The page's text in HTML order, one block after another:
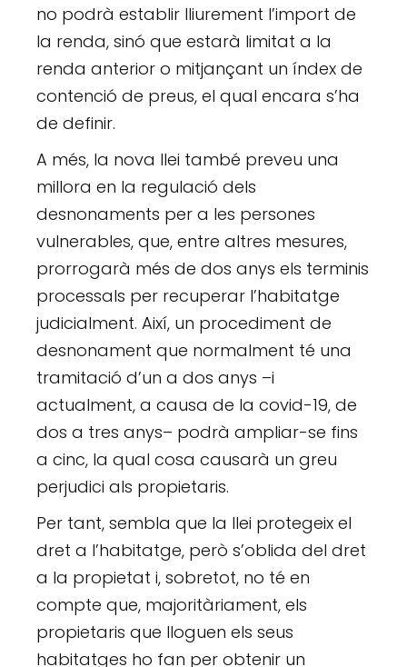
no podrà establir lliurement l’import de
la renda, sinó que estarà limitat a la
renda anterior o mitjançant un índex de
contenció de preus, el qual encara s’ha
de definir.
A més, la nova llei també preveu una
millora en la regulació dels
desnonaments per a les persones
vulnerables, que, entre altres mesures,
prorrogarà més de dos anys els terminis
processals per recuperar l’habitatge
judicialment. Així, un procediment de
desnonament que normalment té una
tramitació d’un a dos anys –i
actualment, a causa de la covid-19, de
dos a tres anys– podrà ampliar-se fins
a cinc, la qual cosa causarà un greu
perjudici als propietaris.
Per tant, sembla que la llei protegeix el
dret a l’habitatge, però s’oblida del dret
a la propietat i, sobretot, no té en
compte que, majoritàriament, els
propietaris que lloguen els seus
habitatges ho fan per obtenir un